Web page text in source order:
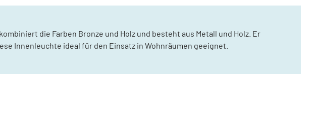
die Farben Bronze und Holz und besteht aus Metall und Holz. Er
Innenleuchte ideal für den Einsatz in Wohnräumen geeignet.